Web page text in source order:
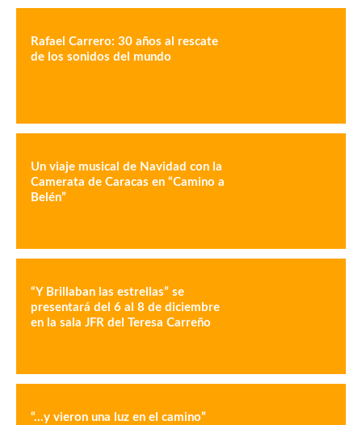
Rafael Carrero: 30 años al rescate
de los sonidos del mundo
Un viaje musical de Navidad con la
Camerata de Caracas en “Camino a
Belén”
“Y Brillaban las estrellas” se
presentará del 6 al 8 de diciembre
en la sala JFR del Teresa Carreño
“…y vieron una luz en el camino”